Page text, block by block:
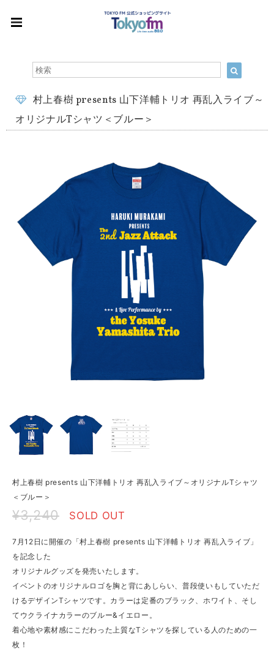
村上春樹 presents 山下洋輔トリオ 再乱入ライブ～
オリジナルTシャツ＜ブルー＞
村上春樹 presents 山下洋輔トリオ 再乱入ライブ～オリジナルTシャツ
＜ブルー＞
¥3,240 SOLD OUT
7月12日に開催の「村上春樹 presents 山下洋輔トリオ 再乱入ライブ」
を記念した
オリジナルグッズを発売いたします。
イベントのオリジナルロゴを胸と背にあしらい、普段使いもしていただ
けるデザインTシャツです。カラーは定番のブラック、ホワイト、そし
てウクライナカラーのブルー&イエロー。
着心地や素材感にこだわった上質なTシャツを探している人のための一
枚！